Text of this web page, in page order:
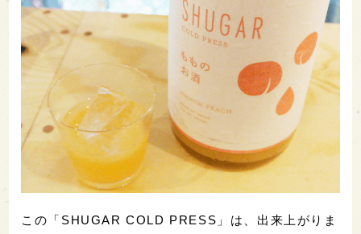
この「SHUGAR COLD PRESS」は、出来上がりま